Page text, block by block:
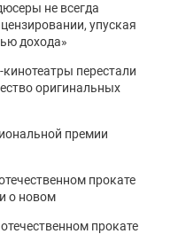
не всегда
упуская
дохода»
перестали
оригинальных
премии
прокате
о новом
прокате